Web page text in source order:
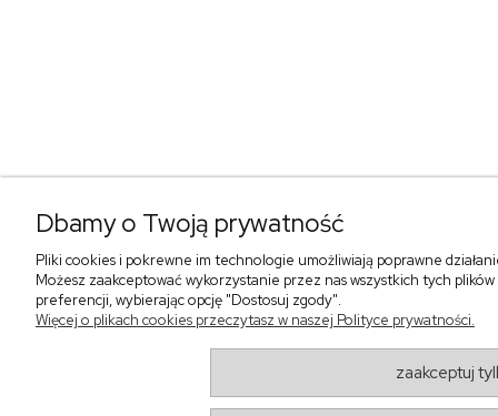
Dbamy o Twoją prywatność
Pliki cookies i pokrewne im technologie umożliwiają poprawne
Możesz zaakceptować wykorzystanie przez nas wszystkich tych
preferencji, wybierając opcję "Dostosuj zgody".
Więcej o plikach cookies przeczytasz w naszej Polityce prywatności.
zaakceptuj